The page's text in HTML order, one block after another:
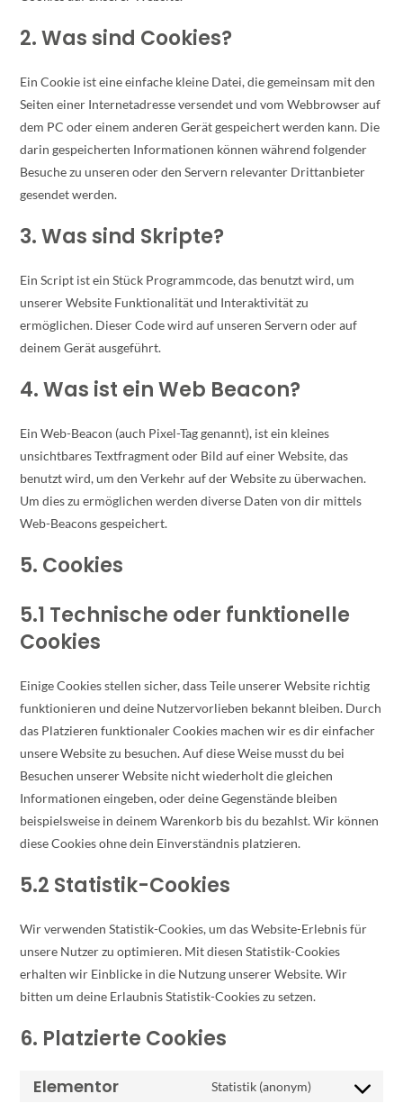
2. Was sind Cookies?
Ein Cookie ist eine einfache kleine Datei, die gemeinsam mit den
Seiten einer Internetadresse versendet und vom Webbrowser auf
dem PC oder einem anderen Gerät gespeichert werden kann. Die
darin gespeicherten Informationen können während folgender
Besuche zu unseren oder den Servern relevanter Drittanbieter
gesendet werden.
3. Was sind Skripte?
Ein Script ist ein Stück Programmcode, das benutzt wird, um
unserer Website Funktionalität und Interaktivität zu
ermöglichen. Dieser Code wird auf unseren Servern oder auf
deinem Gerät ausgeführt.
4. Was ist ein Web Beacon?
Ein Web-Beacon (auch Pixel-Tag genannt), ist ein kleines
unsichtbares Textfragment oder Bild auf einer Website, das
benutzt wird, um den Verkehr auf der Website zu überwachen.
Um dies zu ermöglichen werden diverse Daten von dir mittels
Web-Beacons gespeichert.
5. Cookies
5.1 Technische oder funktionelle
Cookies
Einige Cookies stellen sicher, dass Teile unserer Website richtig
funktionieren und deine Nutzervorlieben bekannt bleiben. Durch
das Platzieren funktionaler Cookies machen wir es dir einfacher
unsere Website zu besuchen. Auf diese Weise musst du bei
Besuchen unserer Website nicht wiederholt die gleichen
Informationen eingeben, oder deine Gegenstände bleiben
beispielsweise in deinem Warenkorb bis du bezahlst. Wir können
diese Cookies ohne dein Einverständnis platzieren.
5.2 Statistik-Cookies
Wir verwenden Statistik-Cookies, um das Website-Erlebnis für
unsere Nutzer zu optimieren. Mit diesen Statistik-Cookies
erhalten wir Einblicke in die Nutzung unserer Website. Wir
bitten um deine Erlaubnis Statistik-Cookies zu setzen.
6. Platzierte Cookies
Elementor Statistik (anonym)